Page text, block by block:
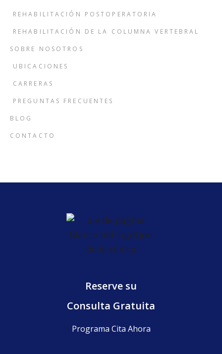
REHABILITACIÓN POSTOPERATORIA
REHABILITACIÓN DE LA COLUMNA VERTEBRAL
SOBRE NOSOTROS
UBICACIONES
CARRERAS
PREGUNTAS FRECUENTES
BLOG
CONTACTO
Reserve su
Consulta Gratuita
Programa Cita Ahora